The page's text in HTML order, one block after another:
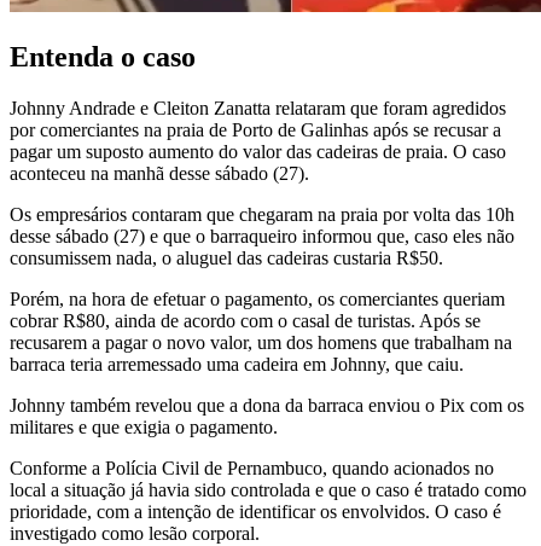
Entenda o caso
Johnny Andrade e Cleiton Zanatta relataram que foram agredidos
por comerciantes na praia de Porto de Galinhas após se recusar a
pagar um suposto aumento do valor das cadeiras de praia. O caso
aconteceu na manhã desse sábado (27).
Os empresários contaram que chegaram na praia por volta das 10h
desse sábado (27) e que o barraqueiro informou que, caso eles não
consumissem nada, o aluguel das cadeiras custaria R$50.
Porém, na hora de efetuar o pagamento, os comerciantes queriam
cobrar R$80, ainda de acordo com o casal de turistas. Após se
recusarem a pagar o novo valor, um dos homens que trabalham na
barraca teria arremessado uma cadeira em Johnny, que caiu.
Johnny também revelou que a dona da barraca enviou o Pix com os
militares e que exigia o pagamento.
Conforme a Polícia Civil de Pernambuco, quando acionados no
local a situação já havia sido controlada e que o caso é tratado como
prioridade, com a intenção de identificar os envolvidos. O caso é
investigado como lesão corporal.